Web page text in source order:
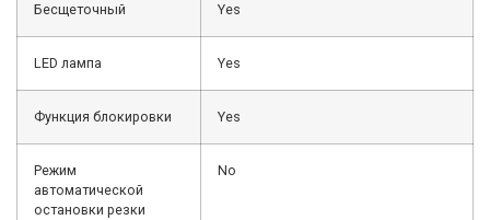
Бесщеточный Yes
LED лампа Yes
Функция блокировки Yes
Режим
автоматической
остановки резки
No